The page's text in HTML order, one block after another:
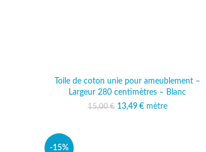
Toile de coton unie pour ameublement –
Largeur 280 centimètres – Blanc
15,00€
Le prix initial était :
13,49 € Le prix actuel est :
mètre
-15%